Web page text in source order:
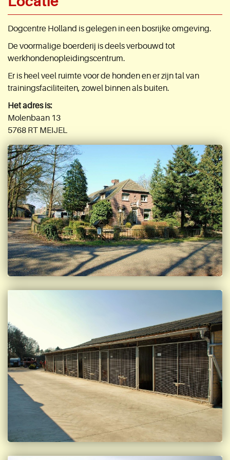
Dogcentre Holland is gelegen in een bosrijke omgeving.
De voormalige boerderij is deels verbouwd tot
werkhondenopleidingscentrum.
Er is heel veel ruimte voor de honden en er zijn tal van
trainingsfaciliteiten, zowel binnen als buiten.
Het adres is:
Molenbaan 13
5768 RT MEIJEL